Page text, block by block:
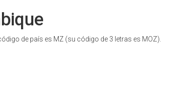
de país es MZ (su código de 3 letras es MOZ).